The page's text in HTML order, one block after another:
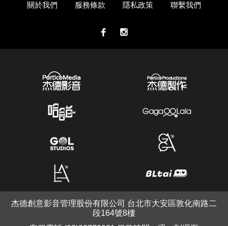
關於我們 服務條款 隱私政策 聯繫我們
杰德創意影音管理股份有限公司 台北市大安區敦化南路二
段164號8樓